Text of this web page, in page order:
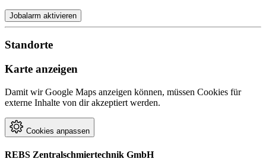
Jobalarm aktivieren
Standorte
Karte anzeigen
Damit wir Google Maps anzeigen können, müssen Cookies für
externe Inhalte von dir akzeptiert werden.
Cookies anpassen
REBS Zentralschmiertechnik GmbH